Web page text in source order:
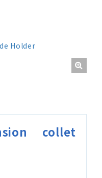
Holder
collet